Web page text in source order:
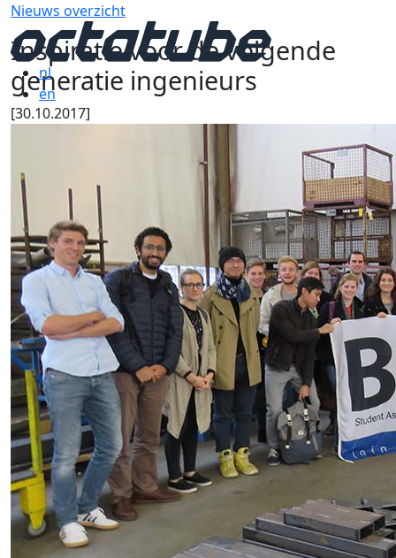
nl
en
Nieuws overzicht
Inspiratie voor de volgende
generatie ingenieurs
[30.10.2017]